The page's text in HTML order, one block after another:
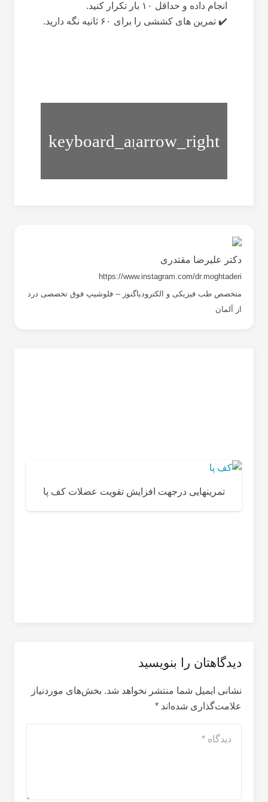
انجام داده و حداقل ۱۰ بار تکرار کنید.
✔️ تمرین های کششی را برای ۶۰ ثانیه نگه دارید.
ستون
مهره
صحیح
از
دکتر علیرضا مقتدری
https://www.instagram.com/dr.moghtaderi
متخصص طب فیزیکی و الکترودیاگنوز -- فلوشیپ فوق تخصصی درد
از آلمان
تمرینهایى درجهت افزایش تقویت عضلات کف پا
دیدگاهتان را بنویسید
نشانی ایمیل شما منتشر نخواهد شد. بخش‌های موردنیاز
علامت‌گذاری شده‌اند *